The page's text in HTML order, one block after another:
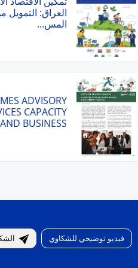
العراق: التمويل
المس...
ADVISORY
CAPACITY
BUSINESS...
فيديو توضيحي للشكاوي